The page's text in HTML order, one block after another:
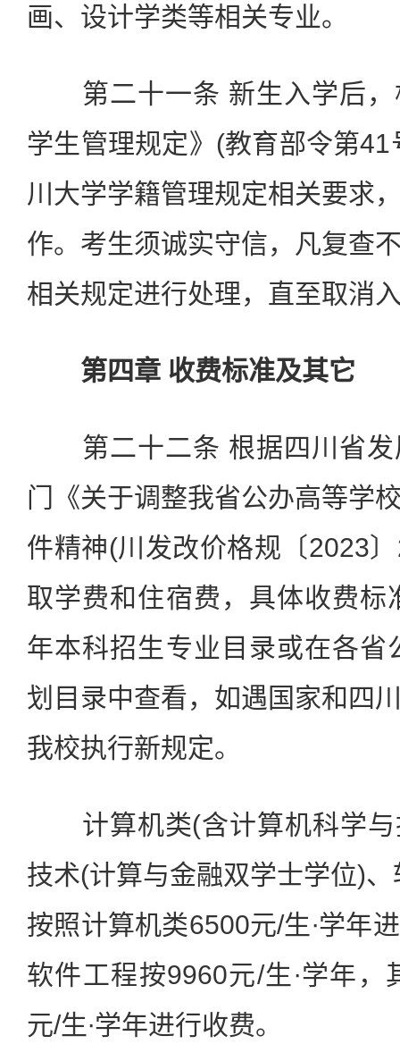
画、设计学类等相关专业。
第二十一条 新生入学后，
学生管理规定》(教育部令第
川大学学籍管理规定相关要求
作。考生须诚实守信，凡复查
相关规定进行处理，直至取消
第四章 收费标准及其它
第二十二条 根据四川省发
门《关于调整我省公办高等学
件精神(川发改价格规〔2023
取学费和住宿费，具体收费标
年本科招生专业目录或在各省
划目录中查看，如遇国家和四
我校执行新规定。
计算机类(含计算机科学与
技术(计算与金融双学士学位)
按照计算机类6500元/生∙学年
软件工程按9960元/生∙学年，
元/生∙学年进行收费。